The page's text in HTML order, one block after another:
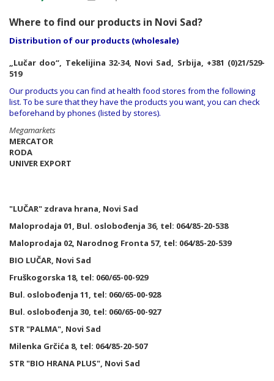
Where to find our products in Novi Sad?
Distribution of our products (wholesale)
„Lučar doo“, Tekelijina 32-34, Novi Sad, Srbija, +381 (0)21/529-
519
Our products you can find at health food stores from the following
list. To be sure that they have the products you want, you can check
beforehand by phones (listed by stores).
Megamarkets
MERCATOR
RODA
UNIVER EXPORT
"LUČAR" zdrava hrana, Novi Sad
Maloprodaja 01, Bul. oslobođenja 36, tel: 064/85-20-538
Maloprodaja 02, Narodnog Fronta 57, tel: 064/85-20-539
BIO LUČAR, Novi Sad
Fruškogorska 18, tel: 060/65-00-929
Bul. oslobođenja 11, tel: 060/65-00-928
Bul. oslobođenja 30, tel: 060/65-00-927
STR "PALMA", Novi Sad
Milenka Grčića 8, tel: 064/85-20-507
STR "BIO HRANA PLUS", Novi Sad